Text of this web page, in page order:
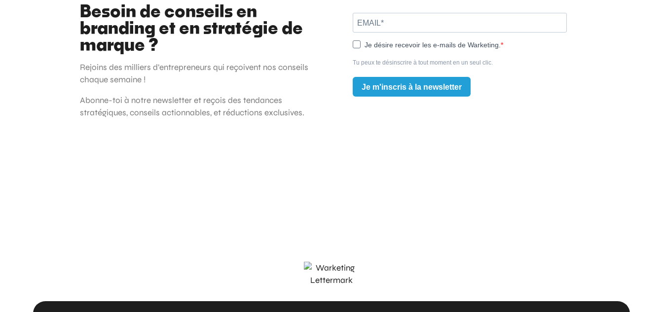
Besoin de conseils en
branding et en stratégie de
marque ?
Rejoins des milliers d’entrepreneurs qui reçoivent nos conseils
chaque semaine !
Abonne-toi à notre newsletter et reçois des tendances
stratégiques, conseils actionnables, et réductions exclusives.
Je désire recevoir les e-mails de Warketing.
Tu peux te désinscrire à tout moment en un seul clic.
Je m'inscris à la newsletter